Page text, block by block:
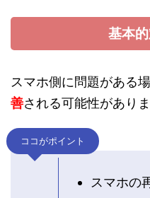
基本
スマホ側に問題がある
善される可能性がありま
ココがポイント
スマホの